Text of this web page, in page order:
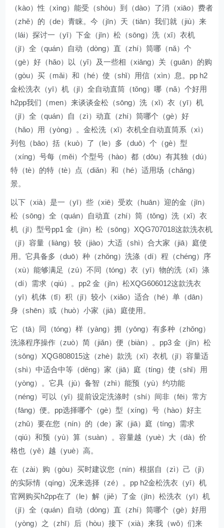
（kào）性（xìng）能受（shòu）到（dào）了消（xiāo）费者
（zhě）的（de）青睐。今（jīn）天（tiān）我们就（jiù）来
（lái）探讨一（yī）下金（jīn）松（sōng）洗（xǐ）衣机
（jī）全（quán）自动（dòng）直（zhí）筒哪（nǎ）个
（gè）好（hǎo）以（yǐ）及一些相（xiāng）关（guān）的购
（gòu）买（mǎi）和（hé）使（shǐ）用信（xìn）息。pp h2
金松洗衣（yī）机（jī）全自动直筒（tǒng）哪（nǎ）个好用
h2pp我们（men）来谈谈金松（sōng）洗（xǐ）衣（yī）机
（jī）全（quán）自（zì）动直（zhí）筒哪个（gè）好
（hǎo）用（yòng）。金松洗（xǐ）衣机全自动直筒系（xì）
列包（bāo）括（kuò）了（le）多（duō）个（gè）型
（xíng）号每（měi）个型号（hào）都（dōu）有其独（dú）
特（tè）的特（tè）点（diǎn）和（hé）适用场（chǎng）
景。
以下（xià）是一（yī）些（xiē）受欢（huān）迎的金（jīn）
松（sōng）全（quán）自动直（zhí）筒（tǒng）洗（xǐ）衣
机（jī）型号pp1 金（jīn）松（sōng）XQG707018这款洗衣机
（jī）容量（liàng）较（jiào）大适（shì）合大家（jiā）庭使
用。它具备多（duō）种（zhǒng）洗涤（dí）程（chéng）序
（xù）能够满足（zú）不同（tóng）衣（yī）物的洗（xǐ）涤
（dí）需求（qiú）。pp2 金（jīn）松XQG606012这款洗衣
（yī）机体（tǐ）积（jī）较小（xiǎo）适合（hé）单（dān）
身（shēn）或（huò）小家（jiā）庭使用。
它（tā）同（tóng）样（yàng）拥（yōng）有多种（zhǒng）
洗涤程序操作（zuò）简（jiǎn）便（biàn）。pp3 金（jīn）松
（sōng）XQG808015这（zhè）款洗（xǐ）衣机（jī）容量适
（shì）中适合中等（děng）家（jiā）庭（tíng）使（shǐ）用
（yòng）。它具（jù）备智（zhì）能预（yù）约功能
（néng）可以（yǐ）提前设定洗涤时（shí）间非（fēi）常方
（fāng）便。pp选择哪个（gè）型（xíng）号（hào）好主
（zhǔ）要在您（nín）的（de）家（jiā）庭（tíng）需求
（qiú）和预（yù）算（suàn）。容量越（yuè）大（dà）价
格也（yě）越（yuè）高。
在（zài）购（gòu）买时建议您（nín）根据自（zì）己（jǐ）
的实际情（qíng）况来选择（zé）。pp h2金松洗衣（yī）机
官网购买h2pp在了（le）解（jiě）了金（jīn）松洗衣（yī）机
（jī）全（quán）自动（dòng）直（zhí）筒哪个（gè）好用
（yòng）之（zhī）后（hòu）接下（xià）来我（wǒ）们来